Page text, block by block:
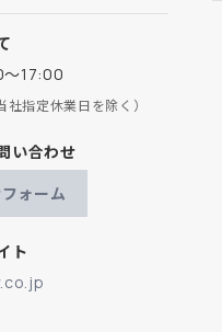
～17:00
社指定休業日を除く）
い合わせ
ォーム
ト